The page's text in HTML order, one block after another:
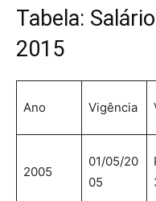
Tabela:
2015
Ano Vigência
2005
01/05/20
05